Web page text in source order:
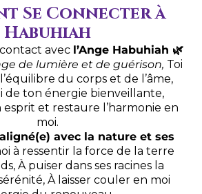
Se Connecter à
Habuhiah
avec l’Ange Habuhiah 🌿
de lumière et de guérison, Toi
du corps et de l’âme,
de ton énergie bienveillante,
et restaure l’harmonie en
moi.
avec la nature et ses
à ressentir la force de la terre
À puiser dans ses racines la
À laisser couler en moi